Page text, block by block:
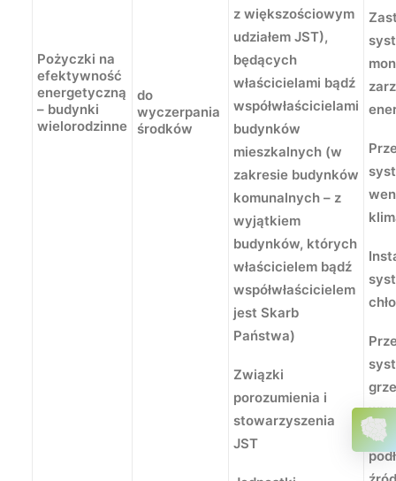
Pożyczki na
efektywność
energetyczną
– budynki
wielorodzinne
do
wyczerpania
środków
z większościowym
udziałem JST),
będących
właścicielami bądź
współwłaścicielami
budynków
mieszkalnych (w
zakresie budynków
komunalnych – z
wyjątkiem
budynków, których
właścicielem bądź
współwłaścicielem
jest Skarb
Państwa)
Związki
porozumienia i
stowarzyszenia
JST